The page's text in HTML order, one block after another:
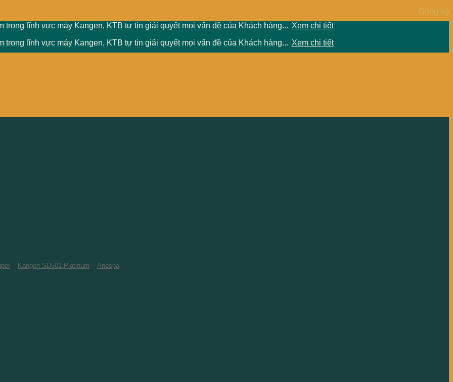
trong lĩnh vực máy Kangen, KTB tự tin giải quyết mọi vấn đề của Khách hàng... Xem chi tiết
trong lĩnh vực máy Kangen, KTB tự tin giải quyết mọi vấn đề của Khách hàng... Xem chi tiết
Kangen SD501 Platinum Anespa